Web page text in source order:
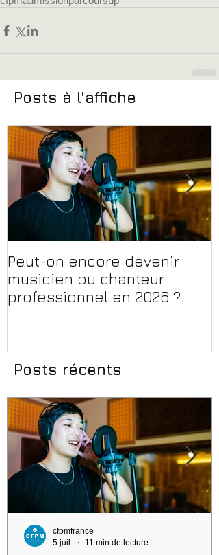
Posts à l'affiche
Peut-on encore devenir
musicien ou chanteur
professionnel en 2026 ?
Posts récents
cfpmfrance
5 juil.
11 min de lecture